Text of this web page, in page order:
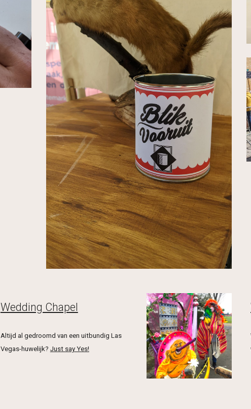
Wedding Chapel
Altijd al gedroomd van een uitbundig Las
Vegas-huwelijk? Just say Yes!